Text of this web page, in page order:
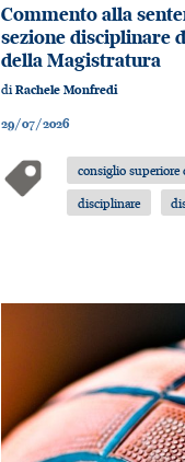
Commento alla
sezione disciplinare
della Magistratura
diRachele Monfredi
29/07/2026
consiglio superiore
disciplinare